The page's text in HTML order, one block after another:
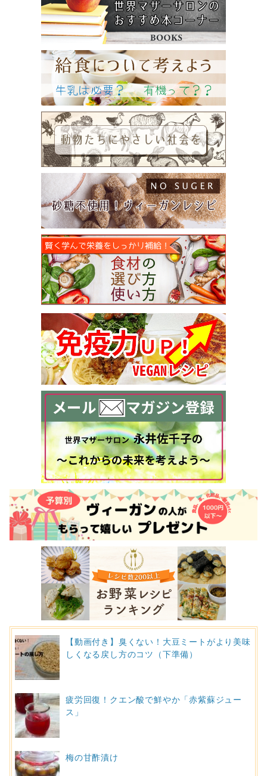
【動画付き】臭くない！大豆ミートがより美味
しくなる戻し方のコツ（下準備）
疲労回復！クエン酸で鮮やか「赤紫蘇ジュー
ス」
梅の甘酢漬け